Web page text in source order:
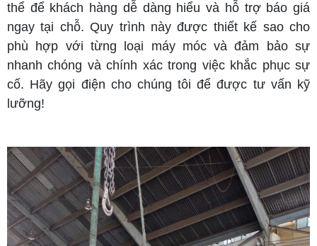
thể để khách hàng dễ dàng hiểu và hỗ trợ báo giá
ngay tại chỗ. Quy trình này được thiết kế sao cho
phù hợp với từng loại máy móc và đảm bảo sự
nhanh chóng và chính xác trong việc khắc phục sự
cố. Hãy gọi điện cho chúng tôi để được tư vấn kỹ
lưỡng!